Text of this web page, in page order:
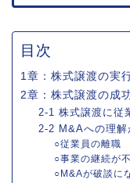
目次
1章：株式譲渡の実
2章：株式譲渡の成
2-1 株式譲渡に従
2-2 M&Aへの理解
○従業員の離職
○事業の継続が
○M&Aが破談に